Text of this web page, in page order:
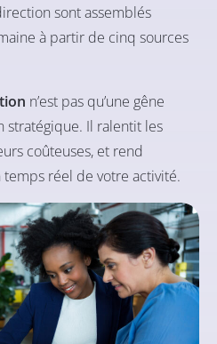
sont assemblés
à partir de cinq sources
n’est pas qu’une gêne
stratégique. Il ralentit les
coûteuses, et rend
réel de votre activité.